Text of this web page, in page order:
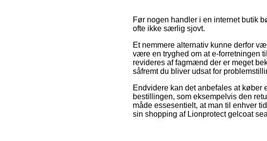
Før nogen handler i en internet butik
ofte ikke særlig sjovt.
Et nemmere alternativ kunne derfor
være en tryghed om at e-forretningen
revideres af fagmænd der er meget
såfremt du bliver udsat for
Endvidere kan det anbefales at køber
bestillingen, som eksempelvis den
måde essesentielt, at man til enhver
sin shopping af Lionprotect gelcoat